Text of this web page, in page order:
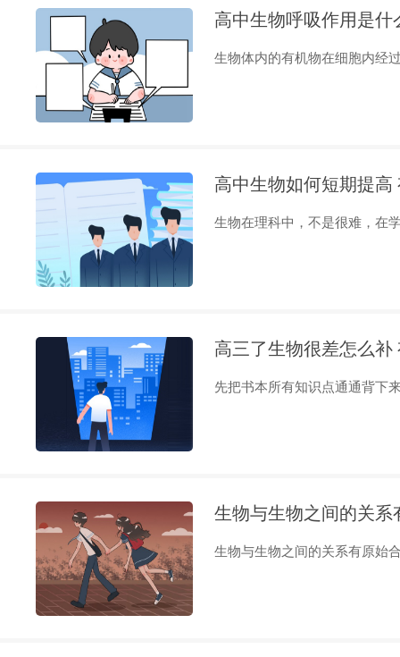
高中生物呼吸作用是什
生物体内的有机物在细胞内经
高中生物如何短期提高
生物在理科中，不是很难，在
高三了生物很差怎么补
先把书本所有知识点通通背下
生物与生物之间的关系
生物与生物之间的关系有原始